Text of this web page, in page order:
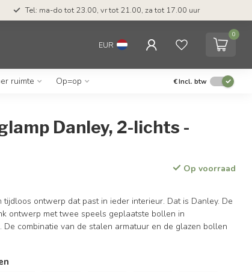
Tel: ma-do tot 23.00, vr tot 21.00, za tot 17.00 uur
EUR
0
ruimte Op=op €Incl. btw
Danley, 2-lichts -
Op voorraad
tijdloos ontwerp dat past in ieder interieur. Dat is Danley. De
ontwerp met twee speels geplaatste bollen in
De combinatie van de stalen armatuur en de glazen bollen